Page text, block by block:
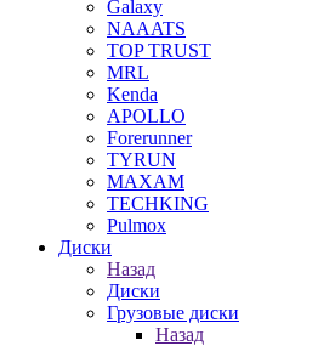
Galaxy
NAAATS
TOP TRUST
MRL
Kenda
APOLLO
Forerunner
TYRUN
MAXAM
TECHKING
Pulmox
Диски
Назад
Диски
Грузовые диски
Назад